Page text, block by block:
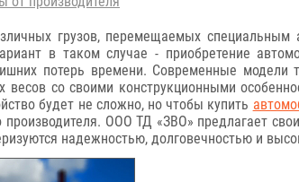
грузов, перемещаемых
в таком случае - приобретение
потерь времени. Современные модели
со своими конструкционными
будет не сложно, но чтобы купить
ООО ТД «ЗВО» предлагает
надежностью, долговечностью и